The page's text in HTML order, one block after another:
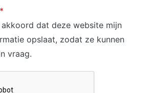
*
akkoord dat deze website mijn
opslaat, zodat ze kunnen
vraag.